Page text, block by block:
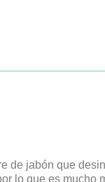
de jabón que
lo que es mucho